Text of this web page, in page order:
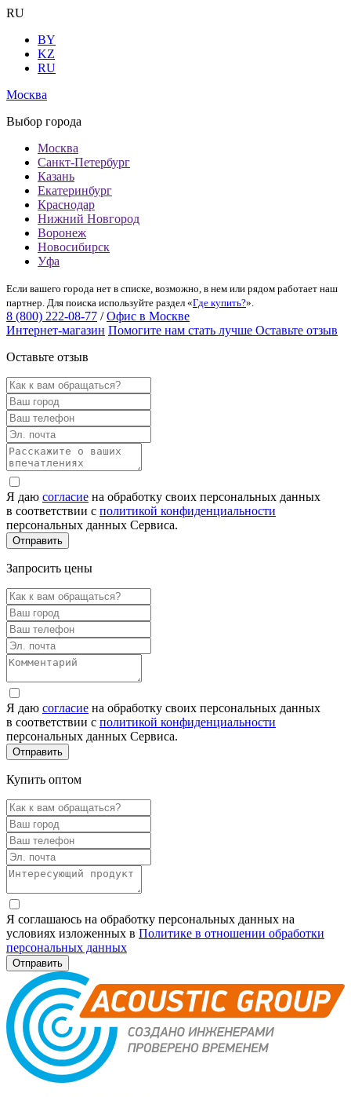
RU
BY
KZ
RU
Москва
Выбор города
Москва
Санкт-Петербург
Казань
Екатеринбург
Краснодар
Нижний Новгород
Воронеж
Новосибирск
Уфа
Если вашего города нет в списке, возможно, в нем или рядом работает наш
партнер. Для поиска используйте раздел «Где купить?».
8 (800) 222-08-77 / Офис в Москве
Интернет-магазин Помогите нам стать лучше Оставьте отзыв
Оставьте отзыв
Я даю согласие на обработку своих персональных данных
в соответствии с политикой конфиденциальности
персональных данных Сервиса.
Запросить цены
Я даю согласие на обработку своих персональных данных
в соответствии с политикой конфиденциальности
персональных данных Сервиса.
Купить оптом
Я соглашаюсь на обработку персональных данных на
условиях изложенных в Политике в отношении обработки
персональных данных